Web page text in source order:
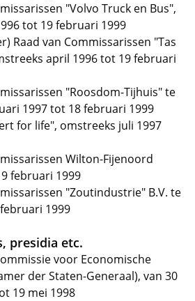
"Volvo Truck en Bus",
tot 19 februari 1999
Raad van Commissarissen "Tas
april 1996 tot 19 februari
"Roosdom-Tijhuis" te
1997 tot 18 februari 1999
for life", omstreeks juli 1997
Wilton-Fijenoord
februari 1999
"Zoutindustrie" B.V. te
1999
presidia etc.
voor Economische
der Staten-Generaal), van 30
19 mei 1998